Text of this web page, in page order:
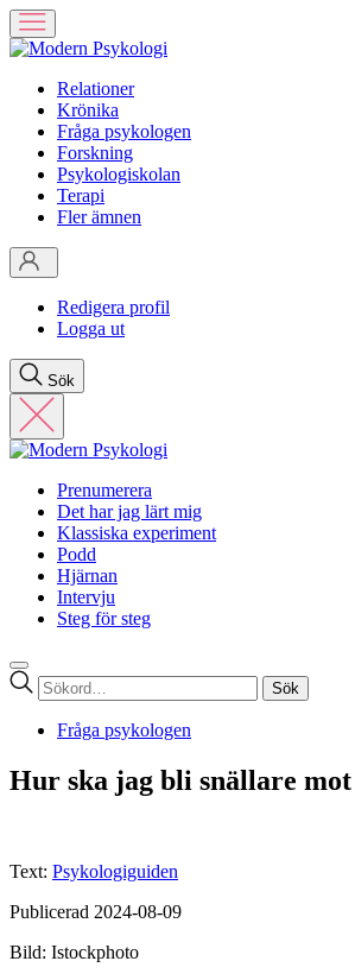
Relationer
Krönika
Fråga psykologen
Forskning
Psykologiskolan
Terapi
Fler ämnen
Redigera profil
Logga ut
Sök
Prenumerera
Det har jag lärt mig
Klassiska experiment
Podd
Hjärnan
Intervju
Steg för steg
Sök
efter:
Fråga psykologen
Hur ska jag bli snällare
Text: Psykologiguiden
Publicerad 2024-08-09
Bild: Istockphoto